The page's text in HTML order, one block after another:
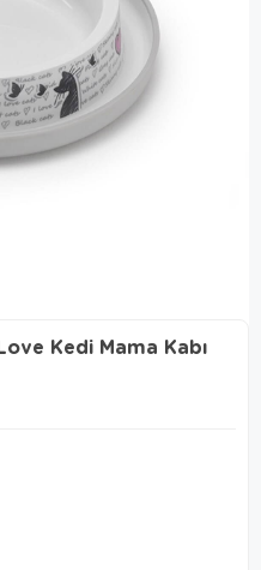
Kedi Mama Kabı